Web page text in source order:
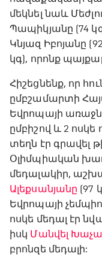
մեկնել նաև
Պապիկյանը (74
Կնյազ Իբոյանը
կգ), որոնք
Հիշեցնենք, որ
ըմբշամարտի
Եվրոպայի
ըմբիշով և 2 ոսկե
տեղն էր գրավել
Օլիմպիական
մեդալակիր,
Ալեքսանյանը (97
Եվրոպայի
ոսկե մեդալ էր
իսկ Մանվել
բրոնզե մեդալի: